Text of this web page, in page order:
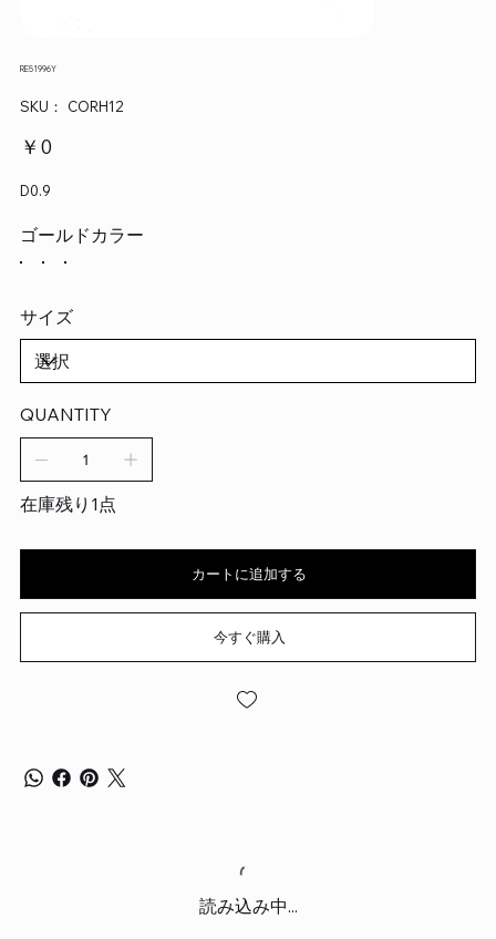
RE51996Y
SKU：
SKU：
CORH12
価
格
￥0
D0.9
ゴールドカラー
サイズ
QUANTITY
在庫残り1点
カートに追加する
今すぐ購入
読み込み中...